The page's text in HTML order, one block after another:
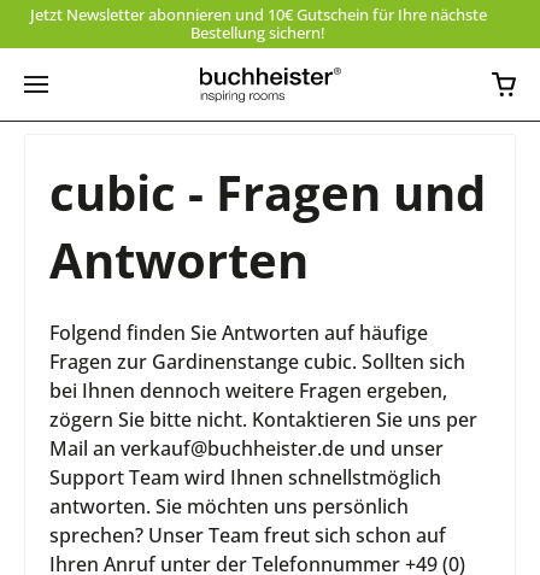
Jetzt Newsletter abonnieren und 10€ Gutschein für Ihre nächste
Bestellung sichern!
cubic - Fragen und
Antworten
Folgend finden Sie Antworten auf häufige
Fragen zur Gardinenstange cubic. Sollten sich
bei Ihnen dennoch weitere Fragen ergeben,
zögern Sie bitte nicht. Kontaktieren Sie uns per
Mail an verkauf@buchheister.de und unser
Support Team wird Ihnen schnellstmöglich
antworten. Sie möchten uns persönlich
sprechen? Unser Team freut sich schon auf
Ihren Anruf unter der Telefonnummer +49 (0)